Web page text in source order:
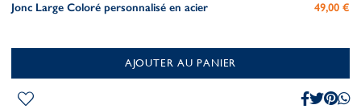
Jonc Large Coloré personnalisé en acier 49,00 €
AJOUTER AU PANIER